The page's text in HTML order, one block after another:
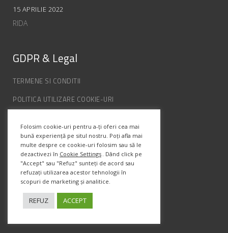
15 APRILIE 2022
RIDA
GDPR & Legal
TERMENE SI CONDITII
POLITICA UTILIZARE COOKIE-URI
ANPC
Info Contact
Str. Semenic, Nr.1, Ap.5, Timisoara.
Telefon:(+4) 0747 066 701
Folosim cookie-uri pentru a-ți oferi cea mai
bună experiență pe situl nostru. Poți afla mai
multe despre ce cookie-uri folosim sau să le
dezactivezi în Cookie Settings . Dând click pe
"Accept" sau "Refuz" sunteți de acord sau
refuzați utilizarea acestor tehnologii în
scopuri de marketing și analitice.
REFUZ ACCEPT